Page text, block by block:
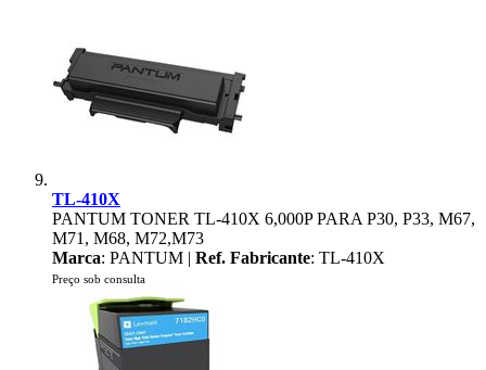
TL-410X
PANTUM TONER TL-410X 6,000P PARA P30, P33, M67,
M71, M68, M72,M73
Marca: PANTUM | Ref. Fabricante: TL-410X
Preço sob consulta